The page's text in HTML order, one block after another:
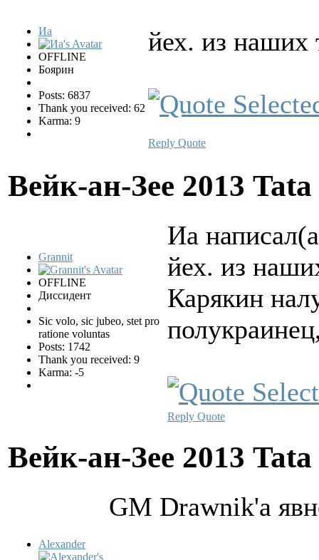
Иа
OFFLINE
Боярин
Posts: 6837
Thank you received: 62
Karma: 9
йех. из наших
Reply Quote
Вейк-ан-Зее 2013
Grannit
OFFLINE
Диссидент
Sic volo, sic jubeo, stet pro
ratione voluntas
Posts: 1742
Thank you received: 9
Karma: -5
Иа
йех. из
Карякин
Reply Quote
Вейк-ан-Зее 2013
Alexander
GM Drawnik'а